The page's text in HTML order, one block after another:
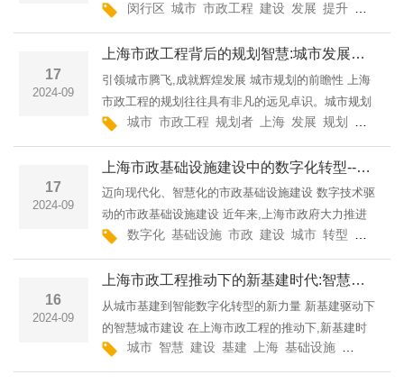
了推动发展的关键因素。闵行区作为上海市重要的行
政区之一，在市政工程领域的进展备受关注。近年
来，
闵行区 城市 市政工程 建设 发展 提升 交通
17
2024-09
上海市政工程背后的规划智慧:城市发展的引领者--上海市政工程城市发展的引擎:上海市政工程的规划智慧沪城建工集团有限公司
引领城市腾飞,成就辉煌发展 城市规划的前瞻性 上海
市政工程的规划往往具有非凡的远见卓识。城市规划
者深入研究人口、经济、交通等多方面因素,合理规划
城市发展的方向和重点。他们通过前瞻性的思维,充分
考虑
城市 市政工程 规划者 上海 发展 规划
17
2024-09
上海市政基础设施建设中的数字化转型--上海市政工程上海市政数字化转型与智慧城市建设沪城建工集团有限公司
迈向现代化、智慧化的市政基础设施建设 数字技术驱
动的市政基础设施建设 近年来,上海市政府大力推进
市政基础设施的数字化转型,利用物联网、大数据、云
计算等新兴技术,实现城市管理的智能化和精细化。在
城市
数字化 基础设施 市政 建设 城市 转型
16
2024-09
上海市政工程推动下的新基建时代:智慧城市的探索之路--上海市政工程上海新基建推动下的智慧城市探索沪城建工集团有限公司
从城市基建到智能数字化转型的新力量 新基建驱动下
的智慧城市建设 在上海市政工程的推动下,新基建时
代已经悄然到来。新基建的核心在于利用新一代信息
技术,包括5G、人工智能、物联网等,建设更加智能
城市 智慧 建设 基建 上海 基础设施 数字化